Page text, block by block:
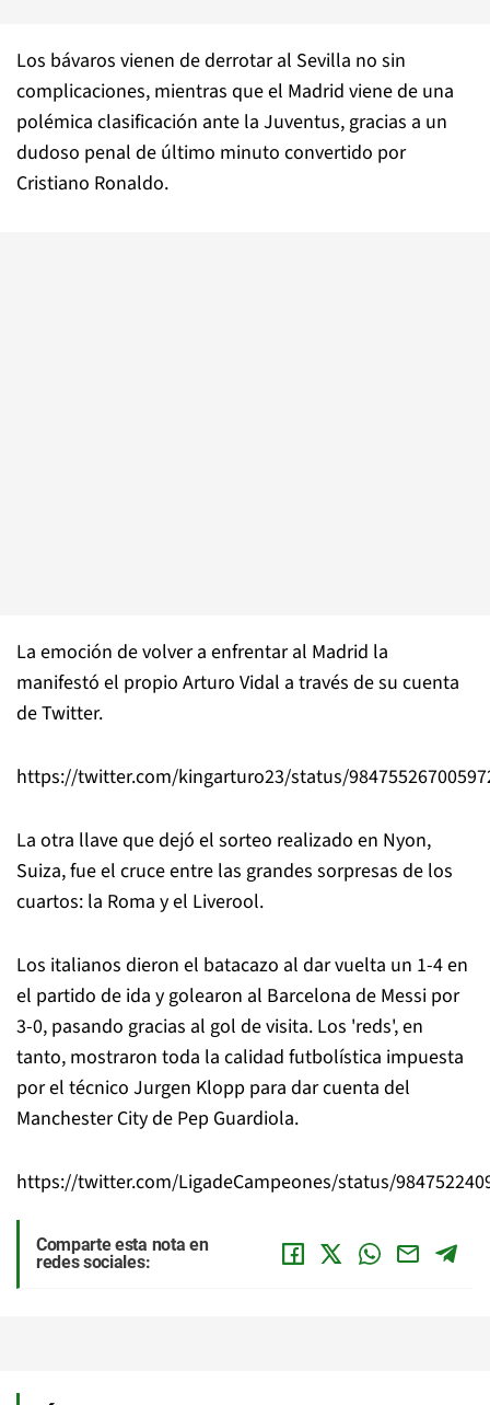
Los bávaros vienen de derrotar al Sevilla no sin
complicaciones, mientras que el Madrid viene de una
polémica clasificación ante la Juventus, gracias a un
dudoso penal de último minuto convertido por
Cristiano Ronaldo.
La emoción de volver a enfrentar al Madrid la
manifestó el propio Arturo Vidal a través de su cuenta
de Twitter.
https://twitter.com/kingarturo23/status/
La otra llave que dejó el sorteo realizado en Nyon,
Suiza, fue el cruce entre las grandes sorpresas de los
cuartos: la Roma y el Liverool.
Los italianos dieron el batacazo al dar vuelta un 1-4 en
el partido de ida y golearon al Barcelona de Messi por
3-0, pasando gracias al gol de visita. Los 'reds', en
tanto, mostraron toda la calidad futbolística impuesta
por el técnico Jurgen Klopp para dar cuenta del
Manchester City de Pep Guardiola.
https://twitter.com/LigadeCampeones/status/
Comparte esta nota en
redes sociales: